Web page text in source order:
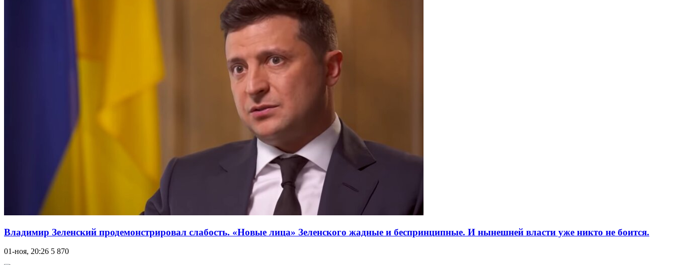
Владимир Зеленский продемонстрировал слабость. «Новые лица» Зеленского жадные и беспринципные. И нынешней власти уже никто не боится.
01-ноя, 20:26 5 870